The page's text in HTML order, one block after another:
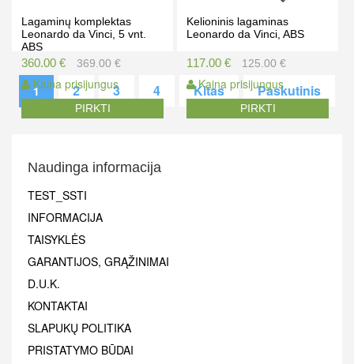
Lagaminų komplektas
Leonardo da Vinci, 5 vnt.
ABS
360.00 €
Kaina prisijungus
369.00 €
PIRKTI
Kelioninis lagaminas
Leonardo da Vinci, ABS
117.00 €
Kaina prisijungus
125.00 €
PIRKTI
1 2 3 4 Kitas Paskutinis
Naudinga informacija
TEST_SSTI
INFORMACIJA
TAISYKLĖS
GARANTIJOS, GRĄŽINIMAI
D.U.K.
KONTAKTAI
SLAPUKŲ POLITIKA
PRISTATYMO BŪDAI